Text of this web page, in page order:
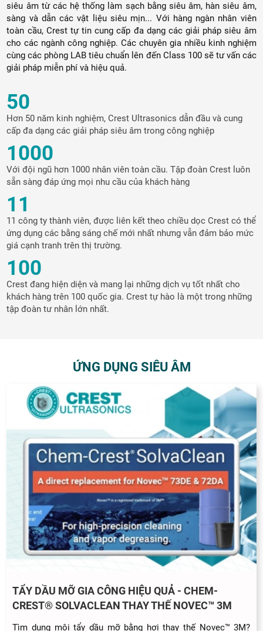
siêu âm từ các hệ thống làm sạch bằng siêu âm, hàn siêu âm,
sàng và dẫn các vật liệu siêu mịn... Với hàng ngàn nhân viên
toàn cầu, Crest tự tin cung cấp đa dạng các giải pháp siêu âm
cho các ngành công nghiệp. Các chuyên gia nhiều kinh nghiệm
cùng các phòng LAB tiêu chuẩn lên đến Class 100 sẽ tư vấn các
giải pháp miễn phí và hiệu quả.
50
Hơn 50 năm kinh nghiệm, Crest Ultrasonics dẫn đầu và cung
cấp đa dạng các giải pháp siêu âm trong công nghiệp
1000
Với đội ngũ hơn 1000 nhân viên toàn cầu. Tập đoàn Crest luôn
sẵn sàng đáp ứng mọi nhu cầu của khách hàng
11
11 công ty thành viên, được liên kết theo chiều dọc Crest có thể
ứng dụng các bằng sáng chế mới nhất nhưng vẫn đảm bảo mức
giá cạnh tranh trên thị trường.
100
Crest đang hiện diện và mang lại những dịch vụ tốt nhất cho
khách hàng trên 100 quốc gia. Crest tự hào là một trong những
tập đoàn tư nhân lớn nhất.
ỨNG DỤNG SIÊU ÂM
TẨY DẦU MỠ GIA CÔNG HIỆU QUẢ - CHEM-
CREST® SOLVACLEAN THAY THẾ NOVEC™ 3M
Tìm dung môi tẩy dầu mỡ bằng hơi thay thế Novec™ 3M?